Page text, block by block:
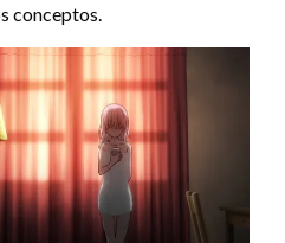
conceptos.